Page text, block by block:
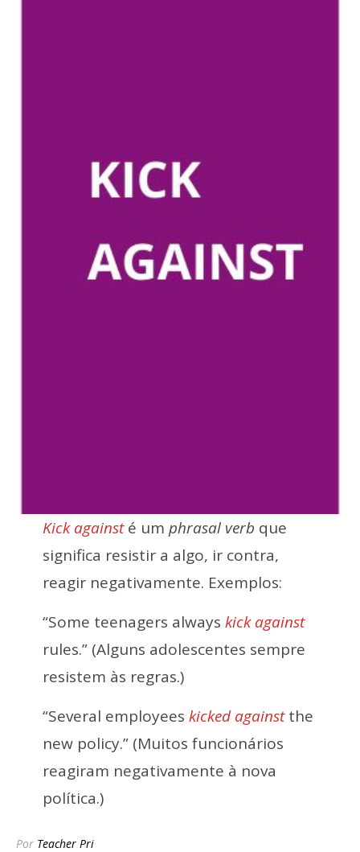
Kick againsté um phrasal verb que
significa resistir a algo, ir contra,
reagir negativamente. Exemplos:
“Some teenagers always kick against
rules.” (Alguns adolescentes sempre
resistem às regras.)
“Several employees kicked againstthe
new policy.” (Muitos funcionários
reagiram negativamente à nova
política.)
Por Teacher Pri